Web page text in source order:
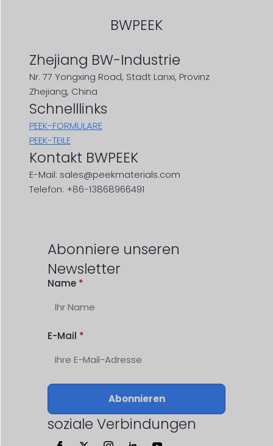
BWPEEK
Zhejiang BW-Industrie
Nr. 77 Yongxing Road, Stadt Lanxi, Provinz
Zhejiang, China
Schnelllinks
PEEK-FORMULARE
PEEK-TEILE
Kontakt BWPEEK
E-Mail: sales@peekmaterials.com
Telefon: +86-13868966491
Abonniere unseren
Newsletter
Name *
E-Mail *
Abonnieren
soziale Verbindungen